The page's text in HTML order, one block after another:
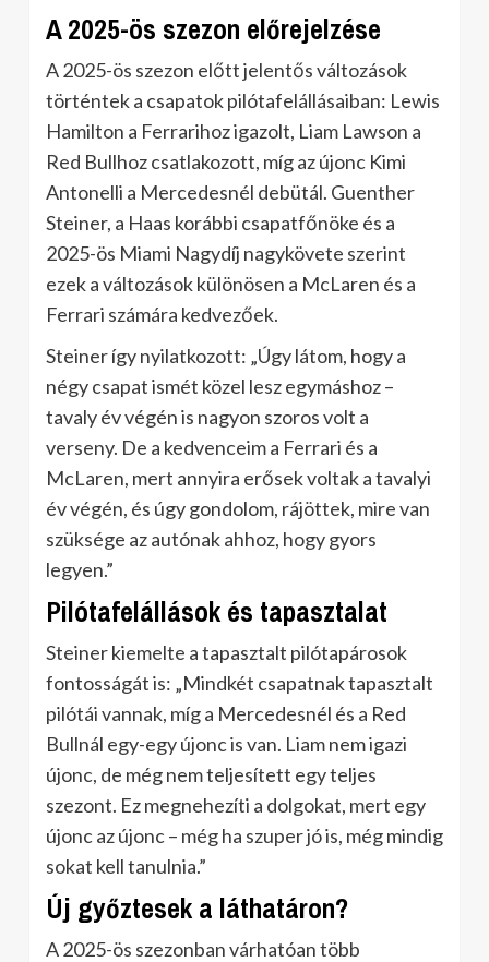
A 2025-ös szezon előrejelzése
A 2025-ös szezon előtt jelentős változások
történtek a csapatok pilótafelállásaiban: Lewis
Hamilton a Ferrarihoz igazolt, Liam Lawson a
Red Bullhoz csatlakozott, míg az újonc Kimi
Antonelli a Mercedesnél debütál. Guenther
Steiner, a Haas korábbi csapatfőnöke és a
2025-ös Miami Nagydíj nagykövete szerint
ezek a változások különösen a McLaren és a
Ferrari számára kedvezőek.
Steiner így nyilatkozott: „Úgy látom, hogy a
négy csapat ismét közel lesz egymáshoz –
tavaly év végén is nagyon szoros volt a
verseny. De a kedvenceim a Ferrari és a
McLaren, mert annyira erősek voltak a tavalyi
év végén, és úgy gondolom, rájöttek, mire van
szüksége az autónak ahhoz, hogy gyors
legyen.”
Pilótafelállások és tapasztalat
Steiner kiemelte a tapasztalt pilótapárosok
fontosságát is: „Mindkét csapatnak tapasztalt
pilótái vannak, míg a Mercedesnél és a Red
Bullnál egy-egy újonc is van. Liam nem igazi
újonc, de még nem teljesített egy teljes
szezont. Ez megnehezíti a dolgokat, mert egy
újonc az újonc – még ha szuper jó is, még mindig
sokat kell tanulnia.”
Új győztesek a láthatáron?
A 2025-ös szezonban várhatóan több